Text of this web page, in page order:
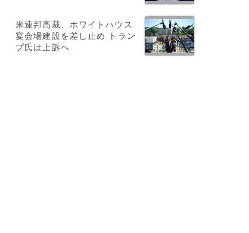
米連邦高裁、ホワイトハウス
宴会場建設を差し止め トラン
プ氏は上訴へ